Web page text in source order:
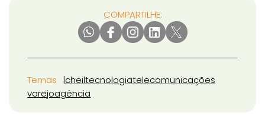
COMPARTILHE:
Temas cheiltecnologiatelecomunicações
varejoagência